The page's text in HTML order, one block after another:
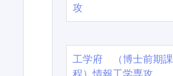
攻
工学府 （博士前期課